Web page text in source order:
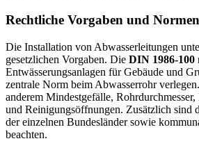
Rechtliche Vorgaben und Normen
Die Installation von Abwasserleitungen
gesetzlichen Vorgaben. Die DIN 1986-100
Entwässerungsanlagen für Gebäude und
zentrale Norm beim Abwasserrohr
anderem Mindestgefälle,
und Reinigungsöffnungen. Zusätzlich sind
der einzelnen Bundesländer sowie
beachten.